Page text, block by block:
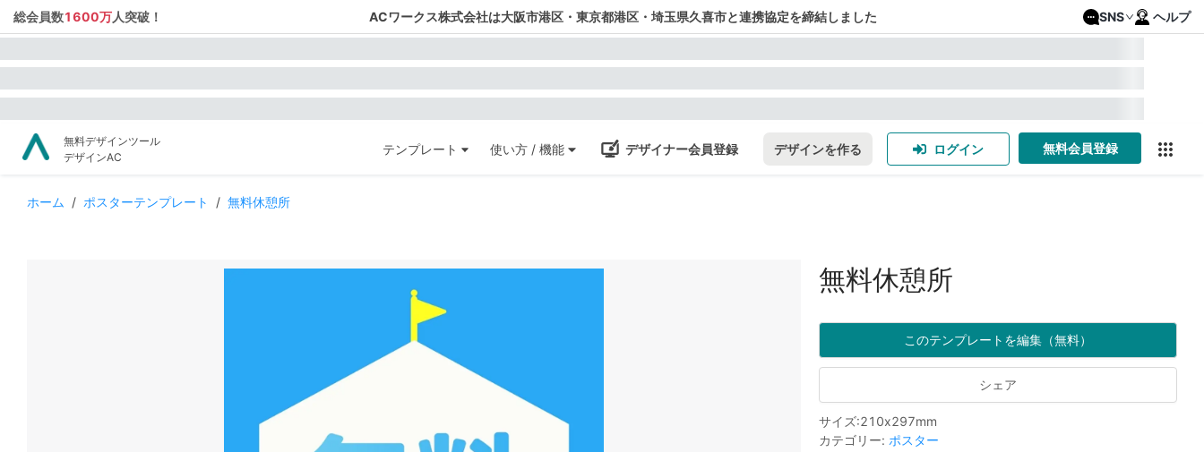
総会員数1600万人突破！ ACワークス株式会社は大阪市港区・東京都港区・埼玉県久喜市と連携協定を締結しました SNS ヘルプ
無料デザインツール
デザインAC
テンプレート 使い方 / 機能 デザイナー会員登録 デザインを作る ログイン 無料会員登録
ホーム / ポスターテンプレート / 無料休憩所
無料休憩所
このテンプレートを編集（無料）
シェア
サイズ:210x297mm
カテゴリー: ポスター